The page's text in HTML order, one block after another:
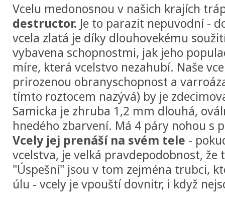
Vcelu medonosnou v našich krajích
destructor. Je to parazit nepuvodní -
vcela zlatá je díky dlouhovekému
vybavena schopnostmi, jak jeho
míre, která vcelstvo nezahubí. Naše
prirozenou obranyschopnost a
tímto roztocem nazývá) by je
Samicka je zhruba 1,2 mm dlouhá,
hnedého zbarvení. Má 4 páry nohou s
Vcely jej prenáší na svém tele -
vcelstva, je velká pravdepodobnost, že
"Úspešní" jsou v tom zejména trubci,
úlu - vcely je vpouští dovnitr, i když